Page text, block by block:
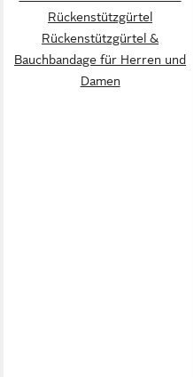
Rückenstützgürtel
Rückenstützgürtel &
Bauchbandage für Herren und
Damen